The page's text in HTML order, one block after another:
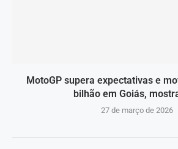
MotoGP supera expectativas e
bilhão em Goiás,
27 de março de 2026